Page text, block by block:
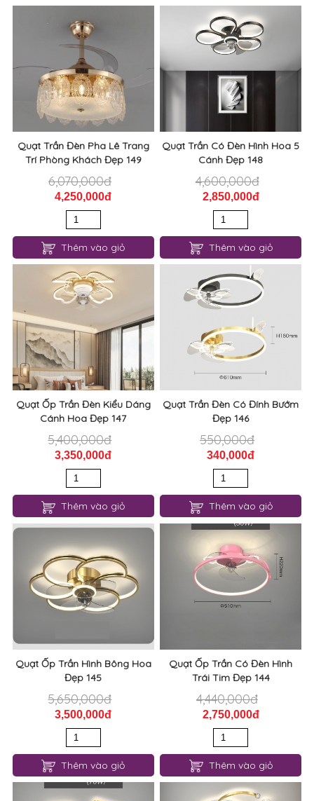
Quạt Trần Đèn Pha Lê Trang
Trí Phòng Khách Đẹp 149
6,070,000đ
4,250,000đ
Thêm vào giỏ
Quạt Trần Có Đèn Hình Hoa 5
Cánh Đẹp 148
4,600,000đ
2,850,000đ
Thêm vào giỏ
Quạt Ốp Trần Đèn Kiểu Dáng
Cánh Hoa Đẹp 147
5,400,000đ
3,350,000đ
Thêm vào giỏ
Quạt Trần Đèn Có Đính Bướm
Đẹp 146
550,000đ
340,000đ
Thêm vào giỏ
Quạt Ốp Trần Hình Bông Hoa
Đẹp 145
5,650,000đ
3,500,000đ
Thêm vào giỏ
Quạt Ốp Trần Có Đèn Hình
Trái Tim Đẹp 144
4,440,000đ
2,750,000đ
Thêm vào giỏ